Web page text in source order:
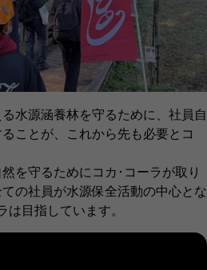
水源涵養林を守るために、社員自
ことが、これから先も必要とコ
を守るためにコカ･コーラが取り
の社員が水源保全活動の中心とな
は目指しています。